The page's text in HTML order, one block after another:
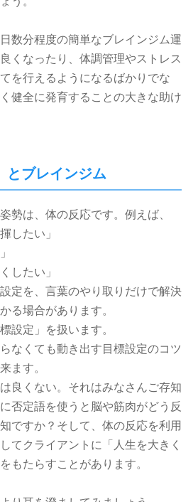
数分程度の簡単なブレインジム運
くなったり、体調管理やストレス
を行えるようになるばかりでな
健全に発育することの大きな助け
とブレインジム
勢は、体の反応です。例えば、
したい」
したい」
定を、言葉のやり取りだけで解決
る場合があります。
設定」を扱います。
なくても動き出す目標設定のコツ
ます。
良くない。それはみなさんご存知
否定語を使うと脳や筋肉がどう反
ですか？そして、体の反応を利用
てクライアントに「人生を大きく
もたらすことがあります。